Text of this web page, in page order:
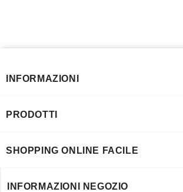
INFORMAZIONI
PRODOTTI
SHOPPING ONLINE FACILE
INFORMAZIONI NEGOZIO